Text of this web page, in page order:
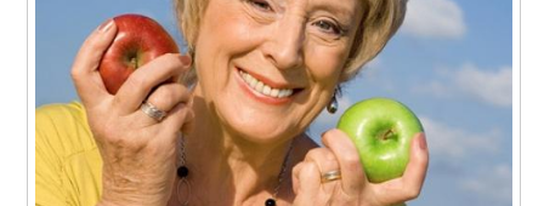
Женщины для
похудения
Питание до и
Питание при
занятиях
Зал для похудения